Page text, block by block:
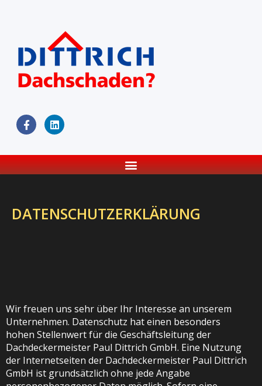
DATENSCHUTZERKLÄRUNG
Wir freuen uns sehr über Ihr Interesse an unserem
Unternehmen. Datenschutz hat einen besonders
hohen Stellenwert für die Geschäftsleitung der
Dachdeckermeister Paul Dittrich GmbH. Eine Nutzung
der Internetseiten der Dachdeckermeister Paul Dittrich
GmbH ist grundsätzlich ohne jede Angabe